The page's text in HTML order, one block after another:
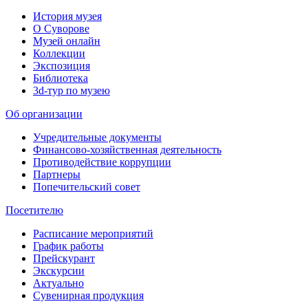
История музея
О Суворове
Музей онлайн
Коллекции
Экспозиция
Библиотека
3d-тур по музею
Об организации
Учредительные документы
Финансово-хозяйственная деятельность
Противодействие коррупции
Партнеры
Попечительский совет
Посетителю
Расписание мероприятий
График работы
Прейскурант
Экскурсии
Актуально
Сувенирная продукция